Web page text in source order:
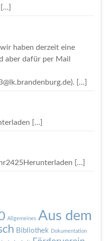
[…]
haben derzeit eine
aber dafür per Mail
[…]
[…]
[…]
Allgemeines Aus dem
Bibliothek Dokumentation